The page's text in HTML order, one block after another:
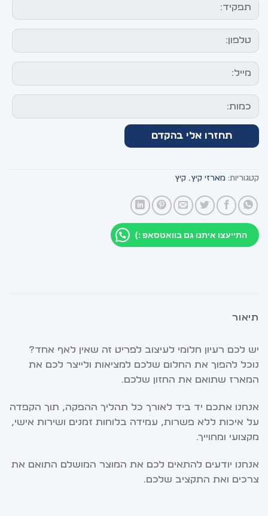
קטגוריות: מארזי קיץ, קיץ
התייעצו איתנו גם בוואטסאפ :)
תיאור
יש לכם רעיון חלומי לעיצוב לפריט זה שאין לאף אחד?
נוכל להפוך את החלום שלכם למציאות ולייצר לכם את
המארז שתואם את החזון שלכם.
אנחנו אתכם יד ביד לאורך כל תהליך ההפקה, תוך הקפדה
על איכות ללא פשרות, עמידה בלוחות זמנים ושירות אישי,
מקצועי ומחוייך.
אנחנו יודעים להתאים לכם את המוצר המושלם התואם את
צרכים ואת התקציב שלכם.